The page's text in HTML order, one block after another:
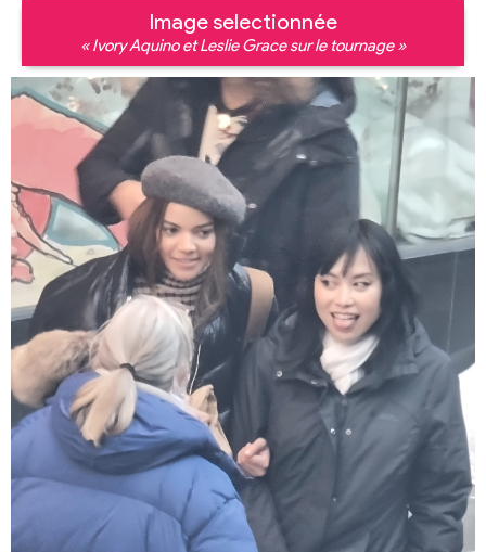
Image selectionnée
« Ivory Aquino et Leslie Grace sur le tournage »